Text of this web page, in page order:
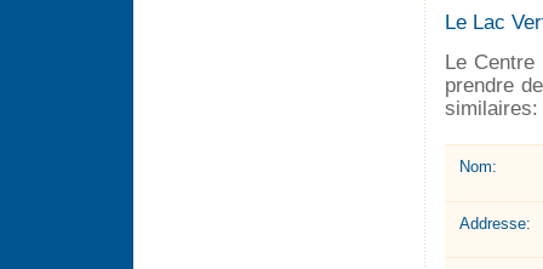
Le Lac
Le
prendre
similaires:
Nom:
Addresse: